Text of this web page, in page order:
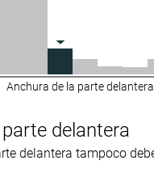
Anchura de la parte delantera
delantera
delantera tampoco